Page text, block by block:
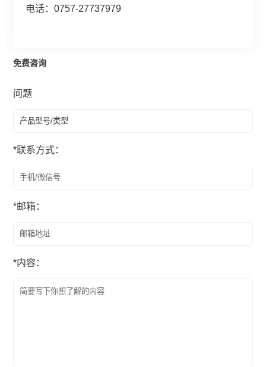
电话：0757-27737979
免费咨询
问题
*联系方式：
*邮箱：
*内容：